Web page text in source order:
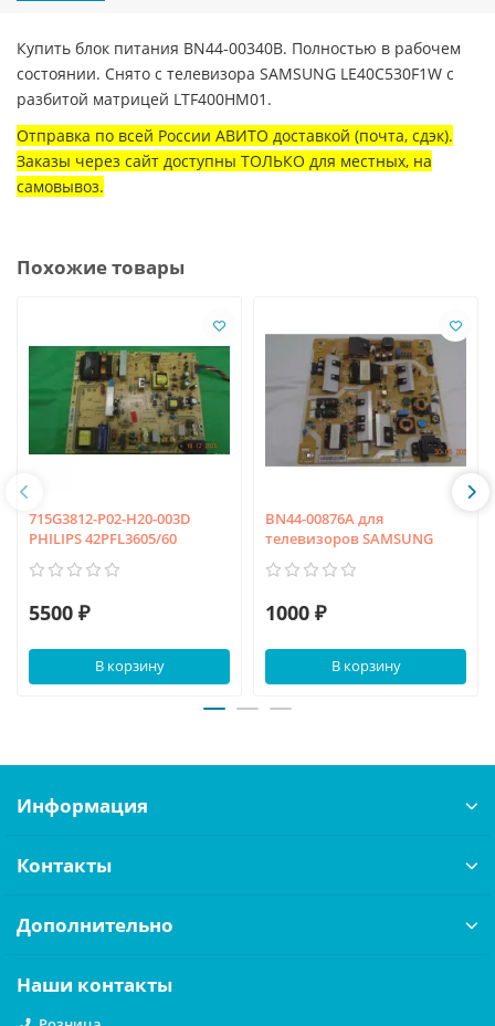
Купить блок питания BN44-00340B. Полностью в рабочем
состоянии. Снято с телевизора SAMSUNG LE40C530F1W с
разбитой матрицей LTF400HM01.
Отправка по всей России АВИТО доставкой (почта, сдэк).
Заказы через сайт доступны ТОЛЬКО для местных, на
самовывоз.
Похожие товары
715G3812-P02-H20-003D
PHILIPS 42PFL3605/60
5500 ₽
В корзину
BN44-00876A для
телевизоров SAMSUNG
1000 ₽
В корзину
Информация
Контакты
Дополнительно
Наши контакты